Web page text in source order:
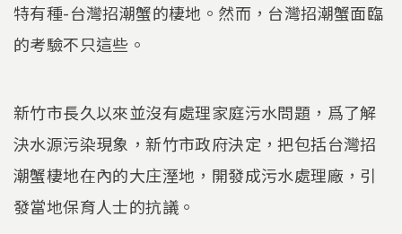
特有種-台灣招潮蟹的棲地。然而，台灣招潮蟹面臨
的考驗不只這些。
新竹市長久以來並沒有處理家庭污水問題，爲了解
決水源污染現象，新竹市政府決定，把包括台灣招
潮蟹棲地在內的大庄溼地，開發成污水處理廠，引
發當地保育人士的抗議。